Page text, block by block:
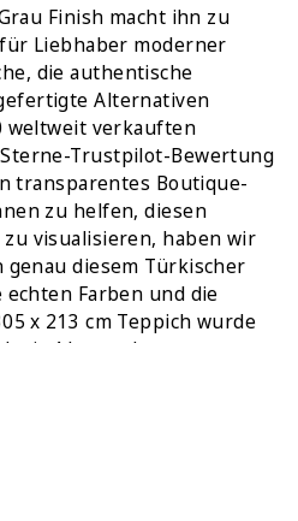
Finish macht ihn zu
Liebhaber moderner
die authentische
Alternativen
weltweit verkauften
Trustpilot-Bewertung
transparentes Boutique-
zu helfen, diesen
visualisieren, haben wir
genau diesem Türkischer
Farben und die
x 213 cm Teppich wurde
mit 4 kostenlosen